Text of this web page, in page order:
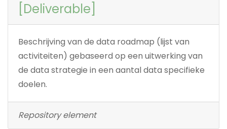
[Deliverable]
Beschrijving van de data roadmap (lijst van
activiteiten) gebaseerd op een uitwerking van
de data strategie in een aantal data specifieke
doelen.
Repository element